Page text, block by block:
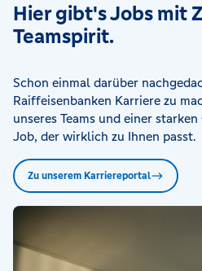
Hier gibt's Jobs mit
Teamspirit.
Schon einmal darüber
Raiffeisenbanken Karriere zu
unseres Teams und einer
Job, der wirklich zu Ihnen passt.
Zu unserem Karriereportal